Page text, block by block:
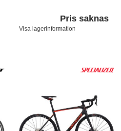
Pris saknas
Visa lagerinformation